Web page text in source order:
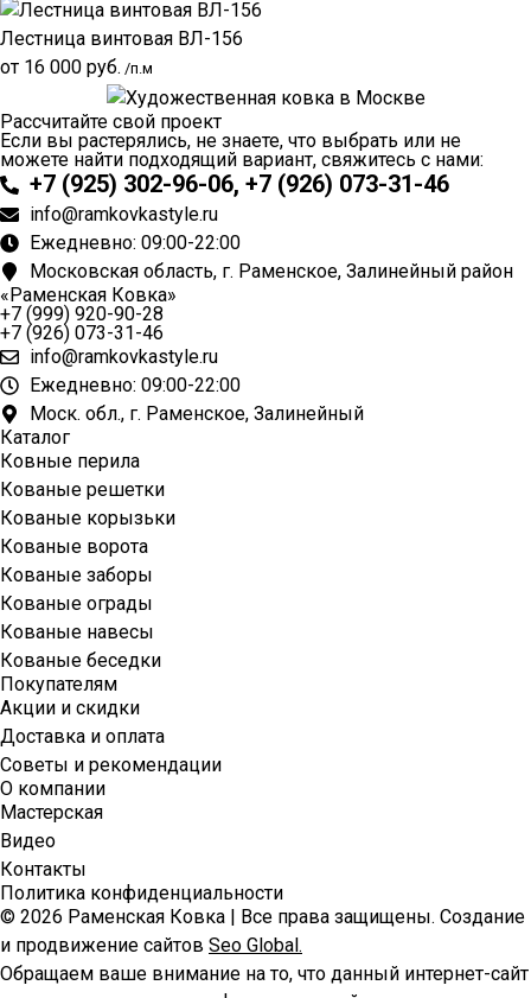
Лестница винтовая ВЛ-156
от 16 000 руб. /п.м
Рассчитайте свой проект
Если вы растерялись, не знаете, что выбрать или не
можете найти подходящий вариант, свяжитесь с нами:
+7 (925) 302-96-06, +7 (926) 073-31-46
info@ramkovkastyle.ru
Ежедневно: 09:00-22:00
Московская область, г. Раменское, Залинейный район
«Раменская Ковка»
+7 (999) 920-90-28
+7 (926) 073-31-46
info@ramkovkastyle.ru
Ежедневно: 09:00-22:00
Моск. обл., г. Раменское, Залинейный
Каталог
Ковные перила
Кованые решетки
Кованые корызьки
Кованые ворота
Кованые заборы
Кованые ограды
Кованые навесы
Кованые беседки
Покупателям
Акции и скидки
Доставка и оплата
Советы и рекомендации
О компании
Мастерская
Видео
Контакты
Политика конфиденциальности
© 2026 Раменская Ковка | Все права защищены. Создание
и продвижение сайтов Seo Global.
Обращаем ваше внимание на то, что данный интернет-сайт